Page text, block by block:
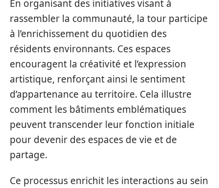
En organisant des initiatives visant à
rassembler la communauté, la tour participe
à l’enrichissement du quotidien des
résidents environnants. Ces espaces
encouragent la créativité et l’expression
artistique, renforçant ainsi le sentiment
d’appartenance au territoire. Cela illustre
comment les bâtiments emblématiques
peuvent transcender leur fonction initiale
pour devenir des espaces de vie et de
partage.
Ce processus enrichit les interactions au sein